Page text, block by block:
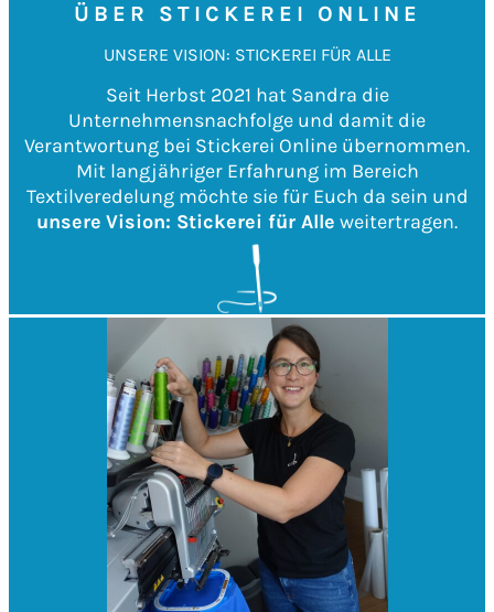
ÜBER STICKEREI ONLINE
UNSERE VISION: STICKEREI FÜR ALLE
Seit Herbst 2021 hat Sandra die
Unternehmensnachfolge und damit die
Verantwortung bei Stickerei Online übernommen.
Mit langjähriger Erfahrung im Bereich
Textilveredelung möchte sie für Euch da sein und
unsere Vision: Stickerei für Alle weitertragen.